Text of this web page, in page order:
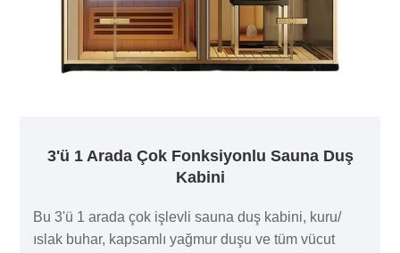
3'ü 1 Arada Çok Fonksiyonlu Sauna Duş
Kabini
Bu 3'ü 1 arada çok işlevli sauna duş kabini, kuru/
ıslak buhar, kapsamlı yağmur duşu ve tüm vücut